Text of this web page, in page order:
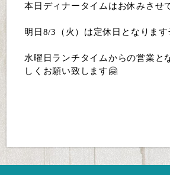
本日ディナータイムはお休みさせ
明日8/3（火）は定休日となりま
水曜日ランチタイムからの営業と
しくお願い致します🤗